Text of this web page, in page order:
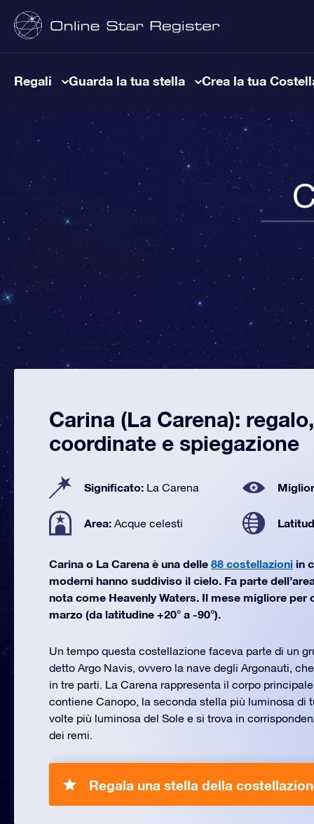
Regali Guarda la tua stella Crea la tua
Carina (La Carena):
coordinate e spiegazione
Significato: La Carena
Area: Acque celesti
Carina o La Carena è una delle 88 costellazioni in
moderni hanno suddiviso il cielo. Fa parte
nota come Heavenly Waters. Il mese migliore per
marzo (da latitudine +20° a -90°).
Un tempo questa costellazione faceva parte di un
detto Argo Navis, ovvero la nave degli Argonauti,
in tre parti. La Carena rappresenta il corpo
contiene Canopo, la seconda stella più luminosa di
volte più luminosa del Sole e si trova in
dei remi.
Regala una stella della